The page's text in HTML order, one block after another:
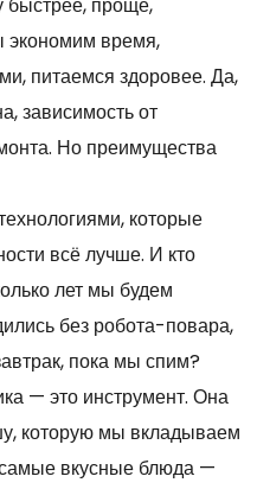
экономим время,
питаемся здоровее. Да,
зависимость от
Но преимущества
которые
всё лучше. И кто
лет мы будем
без робота-повара,
пока мы спим?
— это инструмент. Она
которую мы вкладываем
вкусные блюда —